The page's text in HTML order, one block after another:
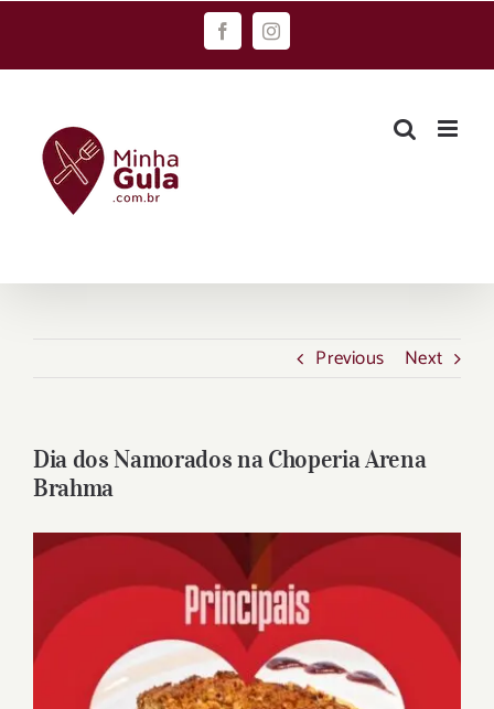
FacebookInstagram
Previous Next
Dia dos Namorados na Choperia Arena
Brahma
View
Image